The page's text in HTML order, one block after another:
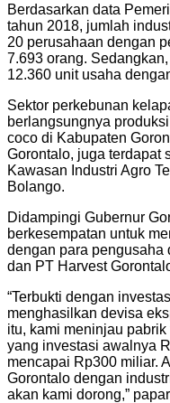
Berdasarkan data
tahun 2018, jumlah
20 perusahaan dengan
7.693 orang.
12.360 unit usaha
Sektor perkebunan
berlangsungnya
coco di Kabupaten
Gorontalo, juga terdapat
Kawasan Industri Agro
Bolango.
Didampingi Gubernur
berkesempatan untuk
dengan para pengusaha
dan PT Harvest
“Terbukti dengan
menghasilkan devisa
itu, kami meninjau
yang investasi awalnya
mencapai Rp300 miliar.
Gorontalo dengan
akan kami dorong,”